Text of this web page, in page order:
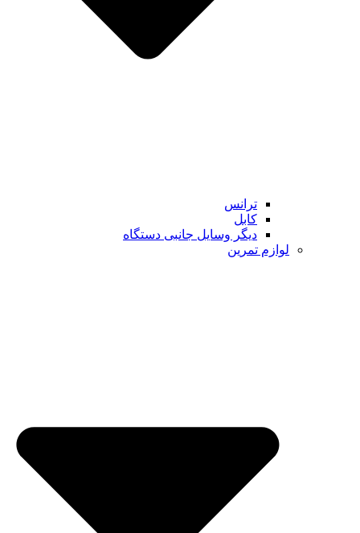
ترانس
کابل
دیگر وسایل جانبی دستگاه
لوازم تمرین